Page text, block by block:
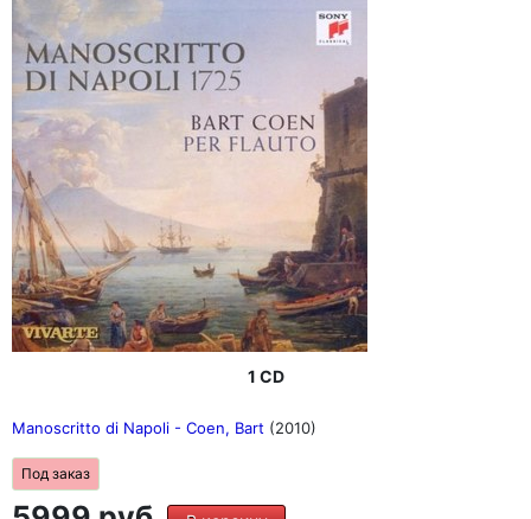
1 CD
Manoscritto di Napoli - Coen, Bart (2010)
Под заказ